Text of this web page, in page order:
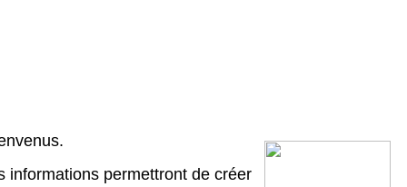
informations permettront de créer